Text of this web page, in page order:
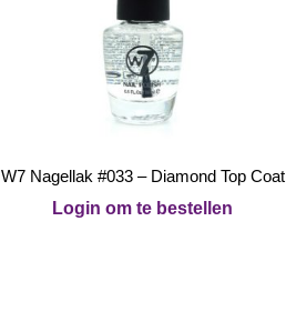
W7 Nagellak #033 – Diamond Top Coat
Login om te bestellen